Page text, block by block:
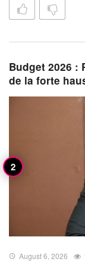
Budget 2026 :
de la forte
August 6, 2026